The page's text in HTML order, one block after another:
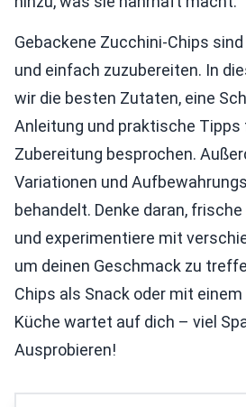
Gebackene Zucchini-Chips
und einfach zuzubereiten. In
wir die besten Zutaten, eine
Anleitung und praktische
Zubereitung besprochen.
Variationen und
behandelt. Denke daran,
und experimentiere mit
um deinen Geschmack zu
Chips als Snack oder mit einem
Küche wartet auf dich – viel
Ausprobieren!